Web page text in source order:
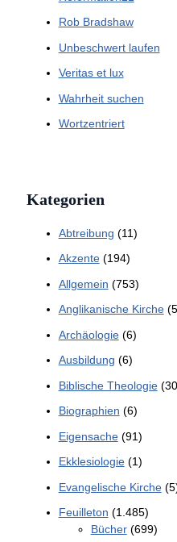
Rob Bradshaw
Unbeschwert laufen
Veritas et lux
Wahrheit suchen
Wortzentriert
Kategorien
Abtreibung (11)
Akzente(194)
Allgemein (753)
Anglikanische Kirche
Archäologie(6)
Ausbildung (6)
Biblische Theologie
Biographien (6)
Eigensache(91)
Ekklesiologie(1)
Evangelische Kirche
Feuilleton (1.485)
Bücher(699)